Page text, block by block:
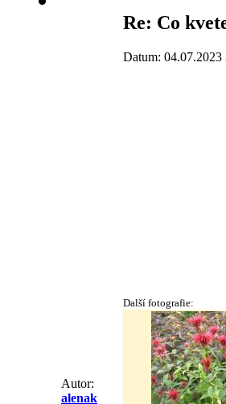
Autor:
alenak
Re: Co
Datum: 04.07.2023
Další fotografie: